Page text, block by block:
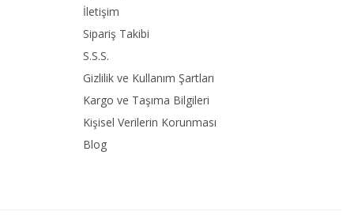
İletişim
Sipariş Takibi
S.S.S.
Gizlilik ve Kullanım Şartları
Kargo ve Taşıma Bilgileri
Kişisel Verilerin Korunması
Blog